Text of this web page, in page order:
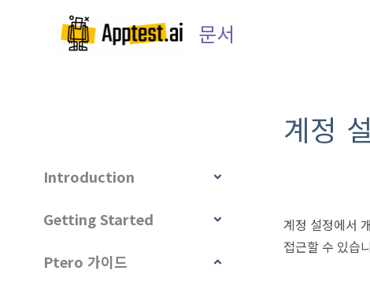
문서
Introduction
Getting Started
Ptero 가이드
계정
계정 설정에서
접근할 수 있습